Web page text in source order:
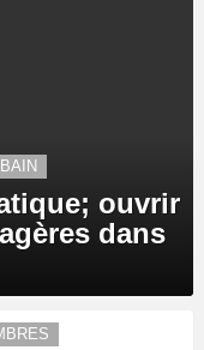
ouvrir
dans